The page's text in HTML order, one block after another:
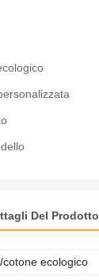
Del Prodotto
cotone ecologico